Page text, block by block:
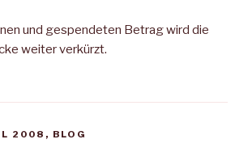
und gespendeten Betrag wird die
weiter verkürzt.
2008 , BLOG